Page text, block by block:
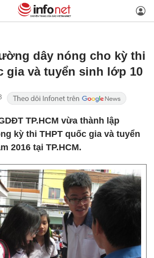
dây nóng cho kỳ thi
gia và tuyển sinh lớp 10
TP.HCM vừa thành lập
kỳ thi THPT quốc gia và tuyển
2016 tại TP.HCM.